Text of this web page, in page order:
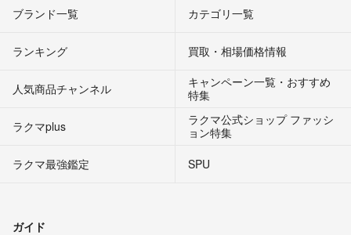
ブランド一覧 カテゴリ一覧
ランキング 買取・相場価格情報
人気商品チャンネル
キャンペーン一覧・おすすめ
特集
ラクマplus
ラクマ公式ショップ ファッシ
ョン特集
ラクマ最強鑑定
SPU
ガイド